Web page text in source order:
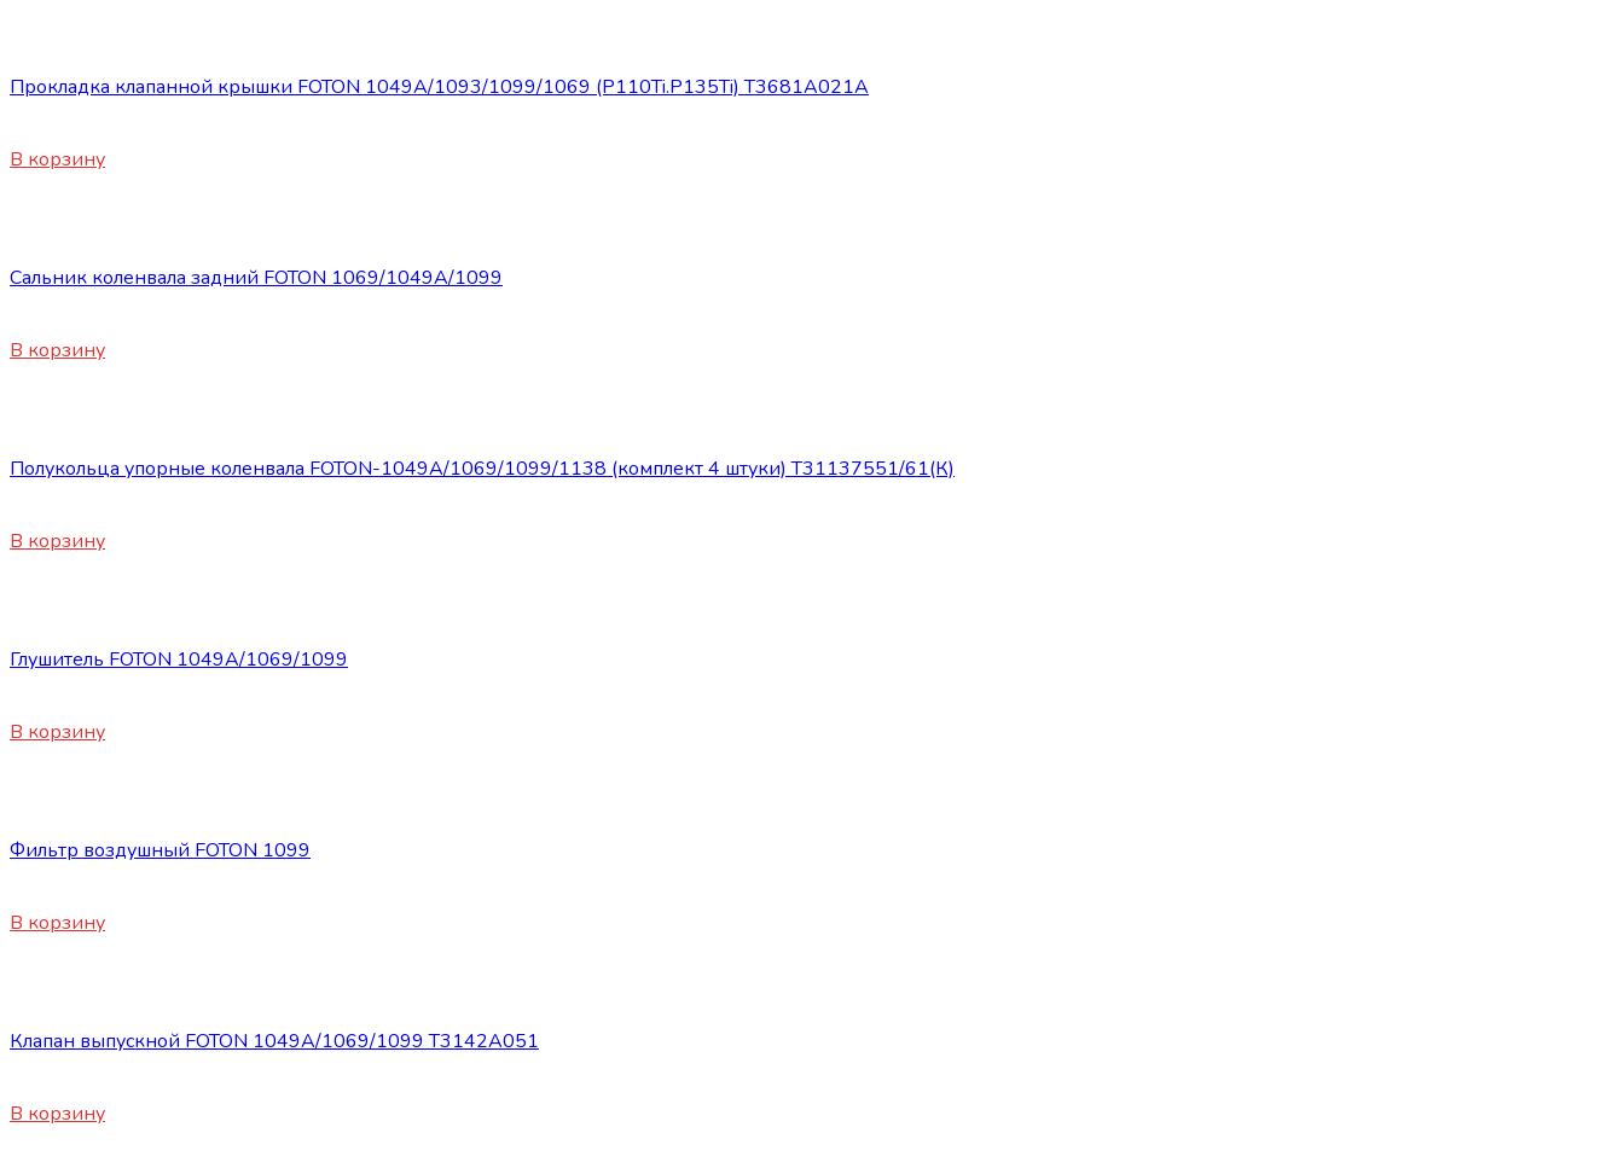
Прокладка клапанной крышки FOTON 1049A/1093/1099/1069 (P110Ti.P135Ti) Т3681А021А
В корзину
Сальник коленвала задний FOTON 1069/1049А/1099
В корзину
Полукольца упорные коленвала FOTON-1049А/1069/1099/1138 (комплект 4 штуки) Т31137551/61(К)
В корзину
Глушитель FOTON 1049A/1069/1099
В корзину
Фильтр воздушный FOTON 1099
В корзину
Клапан выпускной FOTON 1049А/1069/1099 Т3142А051
В корзину